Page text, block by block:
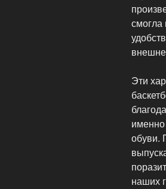
смогла
Эти
обуви.
наших